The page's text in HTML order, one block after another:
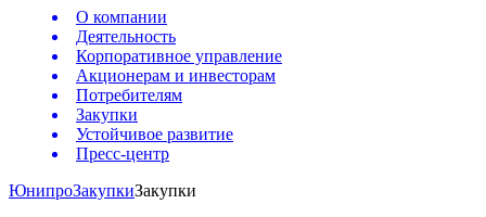
О компании
Деятельность
Корпоративное управление
Акционерам и инвесторам
Потребителям
Закупки
Устойчивое развитие
Пресс-центр
ЮнипроЗакупкиЗакупки